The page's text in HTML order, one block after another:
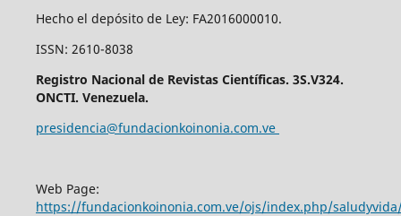
Hecho el depósito de Ley: FA2016000010.
ISSN: 2610-8038
Registro Nacional de Revistas Científicas. 3S.V324.
ONCTI. Venezuela.
presidencia@fundacionkoinonia.com.ve
Web Page:
https://fundacionkoinonia.com.ve/ojs/index.php/